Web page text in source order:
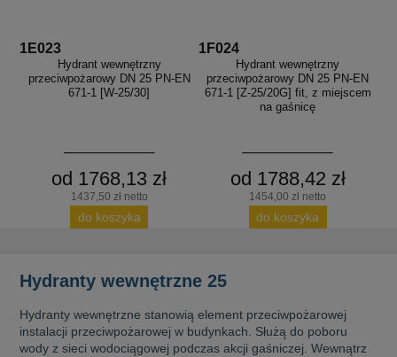
1E023
Hydrant wewnętrzny
przeciwpożarowy DN 25 PN-EN
671-1 [W-25/30]
od 1768,13 zł
1437,50 zł netto
do koszyka
1F024
Hydrant wewnętrzny
przeciwpożarowy DN 25 PN-EN
671-1 [Z-25/20G] fit, z miejscem
na gaśnicę
od 1788,42 zł
1454,00 zł netto
do koszyka
Hydranty wewnętrzne 25
Hydranty wewnętrzne stanowią element przeciwpożarowej
instalacji przeciwpożarowej w budynkach. Służą do poboru
wody z sieci wodociągowej podczas akcji gaśniczej. Wewnątrz